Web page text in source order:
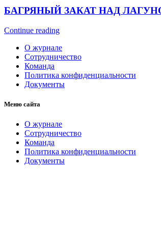
БАГРЯНЫЙ ЗАКАТ НАД
Continue reading
О журнале
Сотрудничество
Команда
Политика конфиденциальности
Документы
Меню сайта
О журнале
Сотрудничество
Команда
Политика конфиденциальности
Документы